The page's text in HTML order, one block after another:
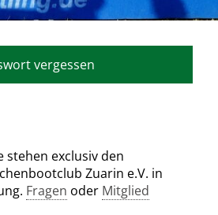
vergessen
stehen exclusiv den
Zuarin e.V. in
Fragen oder Mitglied